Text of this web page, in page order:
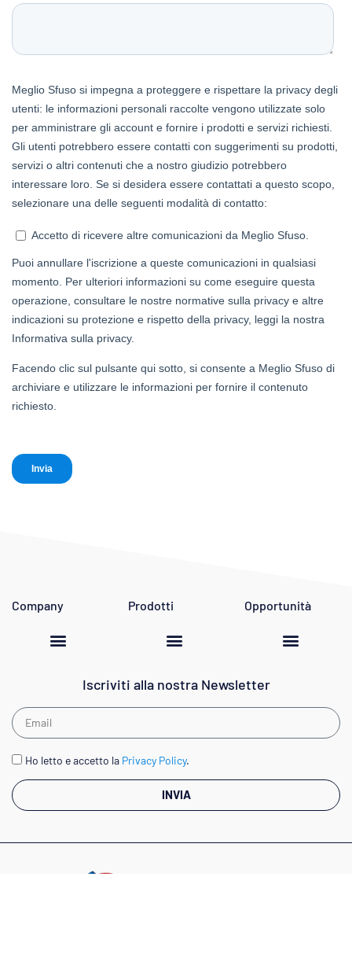
Company Prodotti Opportunità
Iscriviti alla nostra Newsletter
Ho letto e accetto la Privacy Policy.
INVIA